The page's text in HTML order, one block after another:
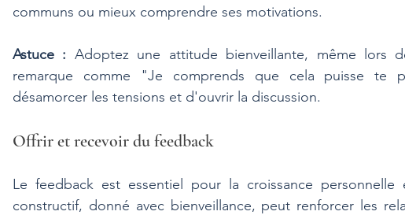
communs ou mieux comprendre ses motivations.
Astuce : Adoptez une attitude bienveillante, même lors
remarque comme "Je comprends que cela puisse te
désamorcer les tensions et d'ouvrir la discussion.
Offrir et recevoir du feedback
Le feedback est essentiel pour la croissance
constructif, donné avec bienveillance, peut renforcer les